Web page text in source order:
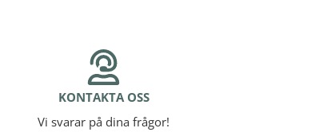
KONTAKTA OSS
Vi svarar på dina frågor!